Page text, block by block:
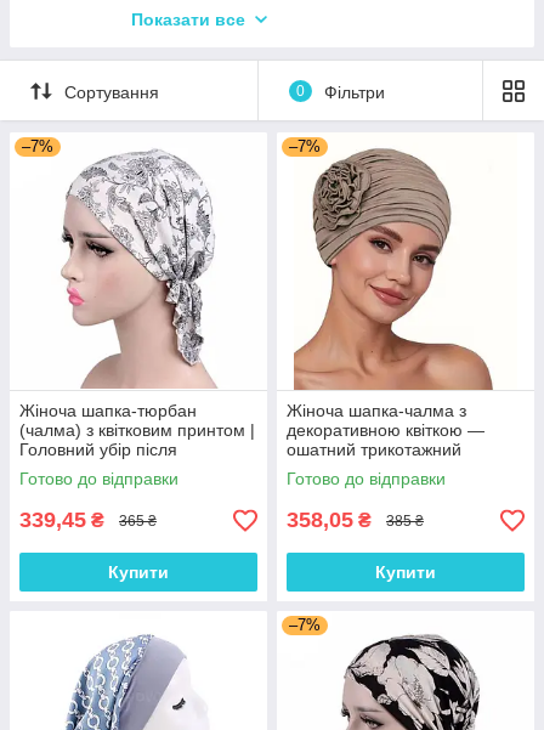
Гойдалки для дітей
Гірки для дитячого майданчика
Зимові іграшки для вулиці
Повітряні змії
Показати все
Сортування 0 Фільтри
–7%
Жіноча шапка-тюрбан
(чалма) з квітковим принтом |
Головний убір після
хіміотерапії, при алопеції |
Літня хустка на голову
Готово до відправки
339,45 ₴ 365 ₴
Купити
–7%
Жіноча шапка-чалма з
декоративною квіткою —
ошатний трикотажний
тюрбан, колір Кава з
молоком
Готово до відправки
358,05 ₴ 385 ₴
Купити
–7%